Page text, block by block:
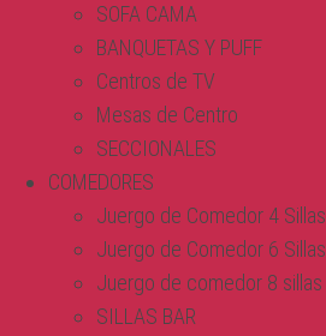
SOFA CAMA
BANQUETAS Y PUFF
Centros de TV
Mesas de Centro
SECCIONALES
COMEDORES
Juergo de Comedor 4 Sillas
Juergo de Comedor 6 Sillas
Juergo de comedor 8 sillas
SILLAS BAR